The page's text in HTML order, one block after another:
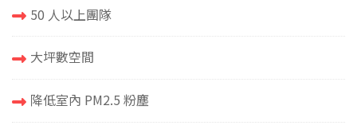
50 人以上團隊
大坪數空間
降低室內 PM2.5 粉塵